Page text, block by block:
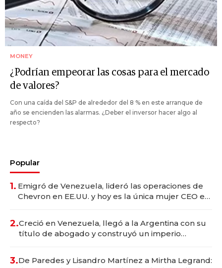
MONEY
¿Podrían empeorar las cosas para el mercado
de valores?
Con una caída del S&P de alrededor del 8 % en este arranque de
año se encienden las alarmas. ¿Deber el inversor hacer algo al
respecto?
Popular
1. Emigró de Venezuela, lideró las operaciones de
Chevron en EE.UU. y hoy es la única mujer CEO en
2.Creció en Venezuela, llegó a la Argentina con su
título de abogado y construyó un imperio
3.De Paredes y Lisandro Martínez a Mirtha Legrand: